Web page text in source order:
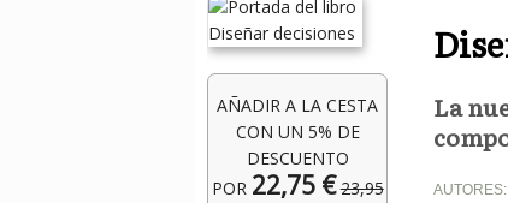
AÑADIR A LA CESTA
CON UN 5% DE
DESCUENTO
POR 22,75 € 23,95
La
AUTORES: